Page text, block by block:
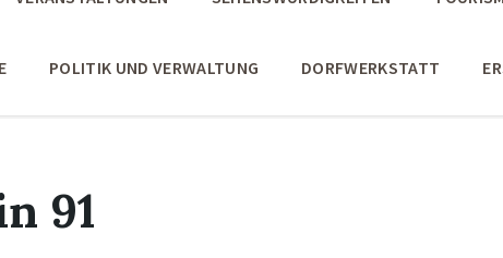
POLITIK UND VERWALTUNG DORFWERKSTATT
91